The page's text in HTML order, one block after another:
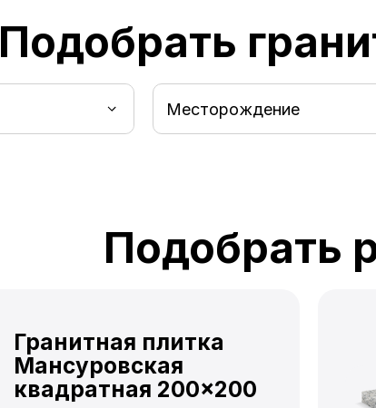
Подобрать
Месторождение
Подобрать
Гранитная плитка
Мансуровская
квадратная 200×200